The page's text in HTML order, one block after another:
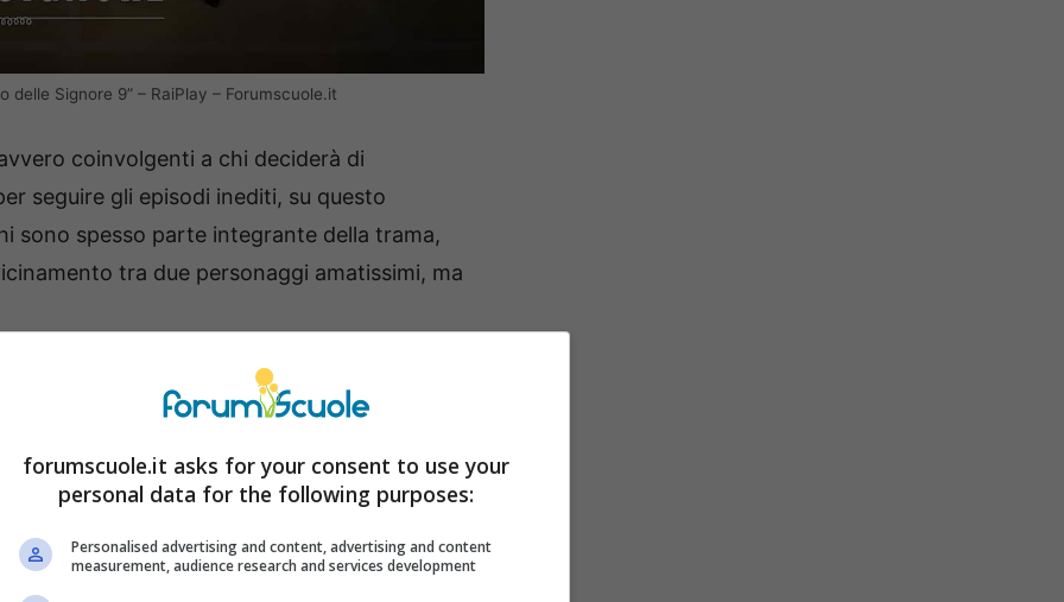
Signore 9” – RaiPlay – Forumscuole.it
coinvolgenti a chi deciderà di
seguire gli episodi inediti, su questo
sono spesso parte integrante della trama,
tra due personaggi amatissimi, ma
9”: a dicembre tante
il periodo che solitamente si associa altempo
che vedremo anche a inizio mese ne
incollati allo schermo tantissimi
forumscuole.it asks for your consent to use your
personal data for the following purposes:
Personalised advertising and content, advertising and content
measurement, audience research and services development